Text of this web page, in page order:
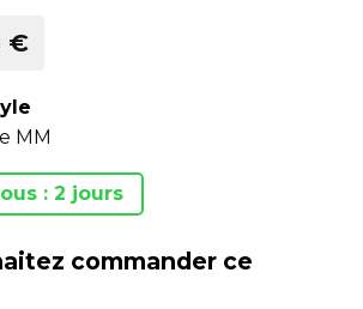
€
MM
: 2 jours
commander ce